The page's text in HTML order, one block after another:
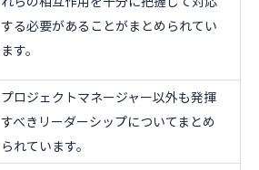
する必要があることがまとめられてい
ます。
プロジェクトマネージャー以外も発揮
すべきリーダーシップについてまとめ
られています。